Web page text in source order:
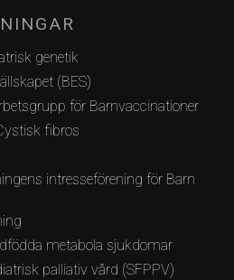
genetik
(BES)
för Barnvaccinationer
fibros
intresseförening för Barn
metabola sjukdomar
palliativ vård (SFPPV)